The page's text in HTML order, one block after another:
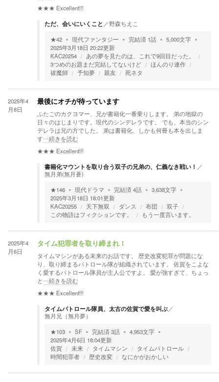
★★★ Excellent!!!
ただ、会いにいくこと ／野森ちえこ
★42 現代ファンタジー 完結済 1話 5,000文字
2025年3月18日 20:22更新
KAC20254
あの夢を見たのは、これで9回目だった。
3つめのお題まだ完結してないけど
ほんのり連作
祓魔師
予知夢 親友 死ネタ
2025年4
月8日
最後にオチが待っています
ふたごのカクヨマー、兄が書籍化一番乗りします。 弟の地獄の
日々のはじまりです。現代のシンデレラです。 でも、本当のシン
デレラは兄の方でした。 弟は書籍化、しかも何冊も本を出しま
す…続きを読む
★★★ Excellent!!!
書籍化マウントを取り合う双子の兄弟の、仁義なき戦い！ ／
無月弟(無月蒼)
★146 現代ドラマ 完結済4話 3,638文字
2025年3月18日 18:01更新
KAC20255
天下無双 ダンス 布団
双子
この物語はフィクションです。
もう一度言います。
2025年4
月6日
タイム犯罪者を取り締まれ！
タイムマシンがある未来のお話です。 歴史改変犯罪が問題にな
り、取り締まるパトロール隊が組織されています。 佐賀をこよな
く愛するパトロール隊員が主人公ですよ。 愛が強すぎて、ちょっ
と …続きを読む
★★★ Excellent!!!
タイムパトロール隊員、太古の佐賀で愛を叫ぶ／
無月兄（無月夢）
★103 SF 完結済3話 4,953文字
2025年4月6日 18:04更新
佐賀
未来 タイムマシン
タイムパトロール
時間犯罪者
歴史改変 なにかがおかしい